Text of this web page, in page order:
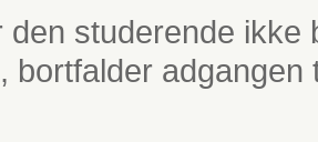
den studerende
bortfalder